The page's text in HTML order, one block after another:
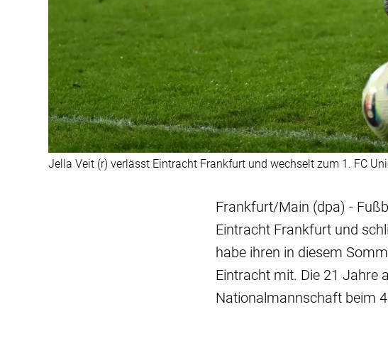
Jella Veit (r) verlässt Eintracht Frankfurt und wechselt zum 1. FC
Frankfurt/Main (dpa) -
Eintracht Frankfurt und
habe ihren in diesem
Eintracht mit. Die 21 Jahre
Nationalmannschaft beim